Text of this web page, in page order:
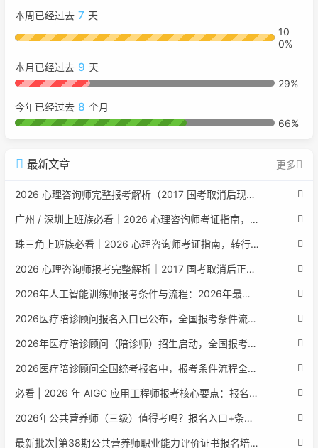
本周已经过去 7 天
10
0%
本月已经过去 9 天
29%
今年已经过去 8 个月
66%
最新文章 更多
2026 心理咨询师完整报考解析（2017 国考取消后现行权威体系 + 避坑全指南）
广州 / 深圳上班族必看｜2026 心理咨询师考证指南，转行副业、情绪疏导双收益
珠三角上班族必看｜2026 心理咨询师考证指南，转行副业、情绪疏导双收益
2026 心理咨询师报考完整解析｜2017 国考取消后正规报考标准、流程避坑指南
2026年人工智能训练师报考条件与流程：2026年最新官方要求全面解读
2026医疗陪诊顾问报名入口已公布，全国报考条件流程政策全解析
2026年医疗陪诊顾问（陪诊师）招生启动，全国报考指南附报名官网
2026医疗陪诊顾问全国统考报名中，报考条件流程全攻略附报名入口
必看 | 2026 年 AIGC 应用工程师报考核心要点：报名费用、官网可查、行业认可度、补考规则全盘点
2026年公共营养师（三级）值得考吗？报名入口+条件+证书用途
最新批次|第38期公共营养师职业能力评价证书报名培训通知